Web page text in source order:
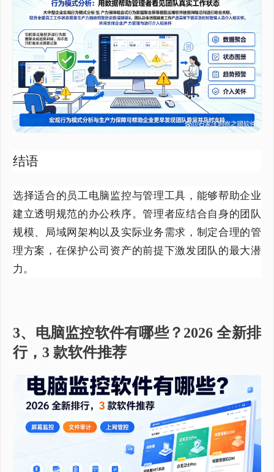
结语
选择适合的员工电脑监控与管理工具，能够帮助企业
建立透明规范的办公秩序。管理者应结合自身的团队
规模、局域网架构以及实际业务需求，制定合理的管
理方案，在保护公司资产的前提下激发团队的最大潜
力。
3、电脑监控软件有哪些？2026 全新排
行，3 款软件推荐